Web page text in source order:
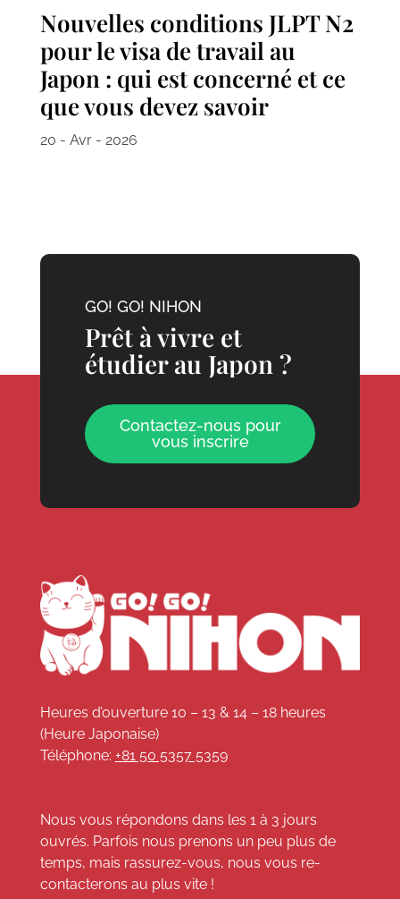
Nouvelles conditions JLPT N2
pour le visa de travail au
Japon : qui est concerné et ce
que vous devez savoir
20 - Avr - 2026
GO! GO! NIHON
Prêt à vivre et
étudier au Japon ?
Contactez-nous pour
vous inscrire
Heures d’ouverture 10 – 13 & 14 – 18 heures
(Heure Japonaise)
Téléphone: +81 50 5357 5359
Nous vous répondons dans les 1 à 3 jours
ouvrés. Parfois nous prenons un peu plus de
temps, mais rassurez-vous, nous vous re-
contacterons au plus vite !